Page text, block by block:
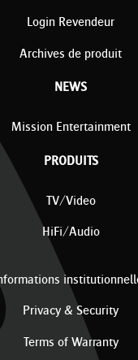
Login Revendeur
Archives de produit
NEWS
Mission Entertainment
PRODUITS
TV/Video
HiFi/Audio
Privacy & Security
Terms of Warranty